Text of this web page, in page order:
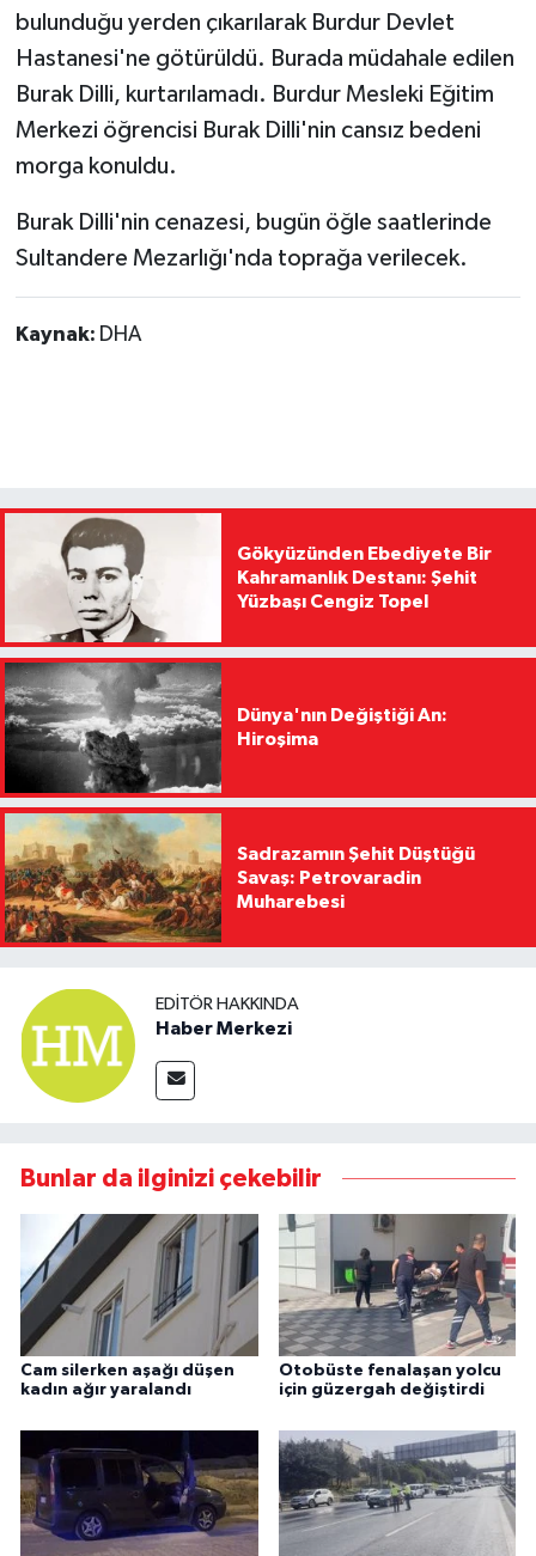
bulunduğu yerden çıkarılarak Burdur Devlet
Hastanesi'ne götürüldü. Burada müdahale edilen
Burak Dilli, kurtarılamadı. Burdur Mesleki Eğitim
Merkezi öğrencisi Burak Dilli'nin cansız bedeni
morga konuldu.
Burak Dilli'nin cenazesi, bugün öğle saatlerinde
Sultandere Mezarlığı'nda toprağa verilecek.
Kaynak: DHA
Gökyüzünden Ebediyete Bir
Kahramanlık Destanı: Şehit
Yüzbaşı Cengiz Topel
Dünya'nın Değiştiği An:
Hiroşima
Sadrazamın Şehit Düştüğü
Savaş: Petrovaradin
Muharebesi
EDITÖR HAKKINDA
Haber Merkezi
Bunlar da ilginizi çekebilir
Cam silerken aşağı düşen
kadın ağır yaralandı
Otobüste fenalaşan yolcu
için güzergah değiştirdi